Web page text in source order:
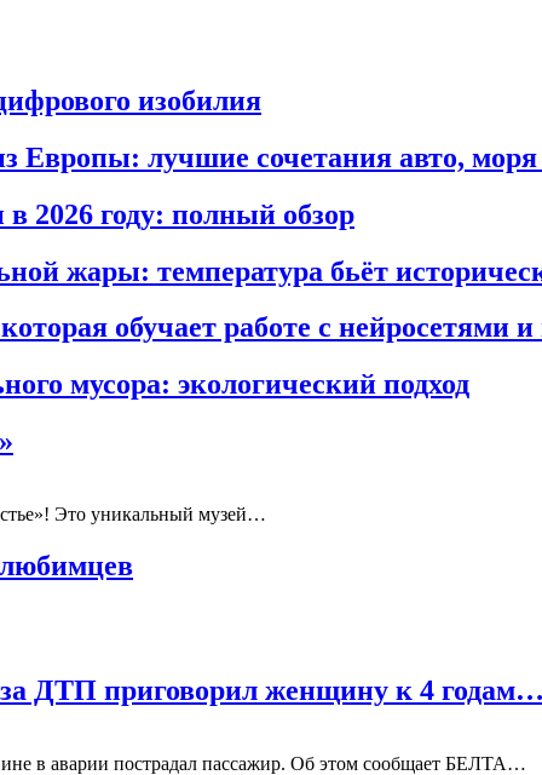
изобилия
Европы: лучшие сочетания авто, моря
2026 году: полный обзор
жары: температура бьёт
обучает работе с нейросетями
мусора: экологический подход
Это уникальный музей…
ДТП приговорил женщину к 4
в аварии пострадал пассажир. Об этом сообщает БЕЛТА…